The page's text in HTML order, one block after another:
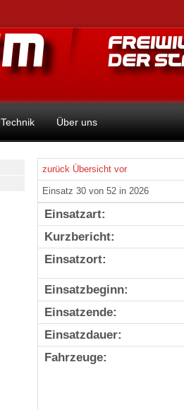
Technik Über uns
zurück Übersicht vor
Einsatz 30 von 52 in 2026
Einsatzart:
Kurzbericht:
Einsatzort:
Einsatzbeginn:
Einsatzende:
Einsatzdauer:
Fahrzeuge: